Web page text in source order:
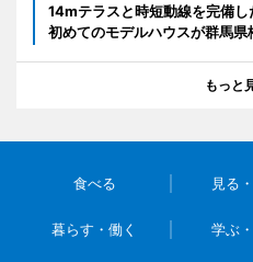
14mテラスと時短動線を完備
初めてのモデルハウスが群馬県
もっと
食べる 見る
暮らす・働く 学ぶ